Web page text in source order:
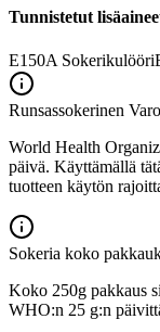
Tunnistetut
E150A Sokerikulööri
Runsassokerinen
World Health
päivä. Käyttämällä
tuotteen käytön
Sokeria koko
Koko 250g pakkaus
WHO:n 25 g:n